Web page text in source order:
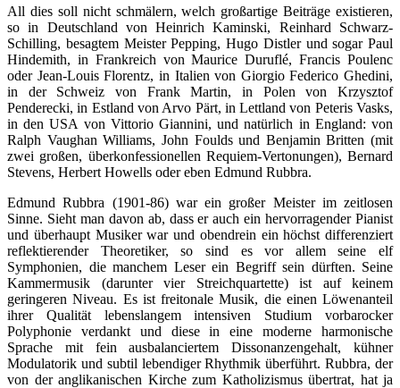
All dies soll nicht schmälern, welch großartige Beiträge existieren,
so in Deutschland von Heinrich Kaminski, Reinhard Schwarz-
Schilling, besagtem Meister Pepping, Hugo Distler und sogar Paul
Hindemith, in Frankreich von Maurice Duruflé, Francis Poulenc
oder Jean-Louis Florentz, in Italien von Giorgio Federico Ghedini,
in der Schweiz von Frank Martin, in Polen von Krzysztof
Penderecki, in Estland von Arvo Pärt, in Lettland von Peteris Vasks,
in den USA von Vittorio Giannini, und natürlich in England: von
Ralph Vaughan Williams, John Foulds und Benjamin Britten (mit
zwei großen, überkonfessionellen Requiem-Vertonungen), Bernard
Stevens, Herbert Howells oder eben Edmund Rubbra.
Edmund Rubbra (1901-86) war ein großer Meister im zeitlosen
Sinne. Sieht man davon ab, dass er auch ein hervorragender Pianist
und überhaupt Musiker war und obendrein ein höchst differenziert
reflektierender Theoretiker, so sind es vor allem seine elf
Symphonien, die manchem Leser ein Begriff sein dürften. Seine
Kammermusik (darunter vier Streichquartette) ist auf keinem
geringeren Niveau. Es ist freitonale Musik, die einen Löwenanteil
ihrer Qualität lebenslangem intensiven Studium vorbarocker
Polyphonie verdankt und diese in eine moderne harmonische
Sprache mit fein ausbalanciertem Dissonanzengehalt, kühner
Modulatorik und subtil lebendiger Rhythmik überführt. Rubbra, der
von der anglikanischen Kirche zum Katholizismus übertrat, hat ja